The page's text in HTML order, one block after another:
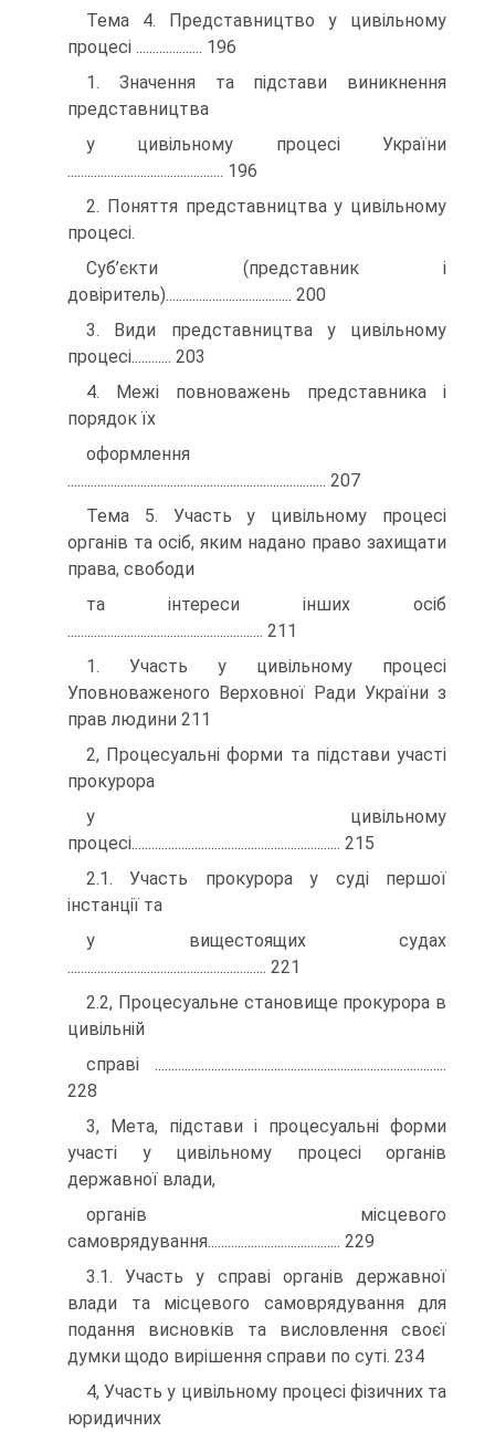
Тема 4. Представництво у цивільному
процесі .................... 196
1. Значення та підстави виникнення
представництва
у цивільному процесі України
............................................... 196
2. Поняття представництва у цивільному
процесі.
Суб’єкти (представник і
довіритель)...................................... 200
3. Види представництва у цивільному
процесі............ 203
4. Межі повноважень представника і
порядок їх
оформлення
.............................................................................. 207
Тема 5. Участь у цивільному процесі
органів та осіб, яким надано право захищати
права, свободи
та інтереси інших осіб
........................................................... 211
1. Участь у цивільному процесі
Уповноваженого Верховної Ради України з
прав людини 211
2, Процесуальні форми та підстави участі
прокурора
у цивільному
процесі............................................................... 215
2.1. Участь прокурора у суді першої
інстанції та
у вищестоящих судах
............................................................ 221
2.2, Процесуальне становище прокурора в
цивільній
справі ........................................................................................
228
3, Мета, підстави і процесуальні форми
участі у цивільному процесі органів
державної влади,
органів місцевого
самоврядування........................................ 229
3.1. Участь у справі органів державної
влади та місцевого самоврядування для
подання висновків та висловлення своєї
думки щодо вирішення справи по суті. 234
4, Участь у цивільному процесі фізичних та
юридичних